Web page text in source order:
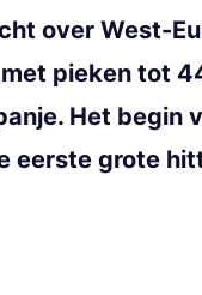
over West-
pieken tot
Het begin
eerste grote